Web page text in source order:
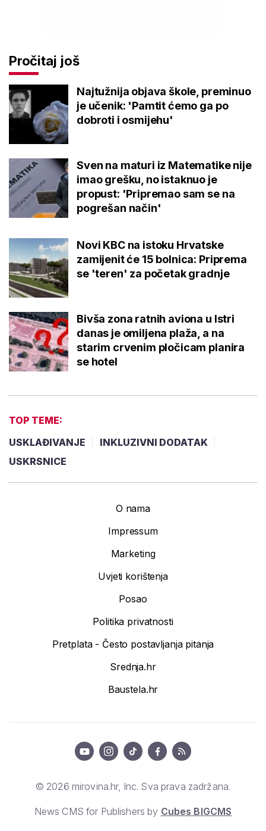
Pročitaj još
Najtužnija objava škole, preminuo
je učenik: 'Pamtit ćemo ga po
dobroti i osmijehu'
Sven na maturi iz Matematike nije
imao grešku, no istaknuo je
propust: 'Pripremao sam se na
pogrešan način'
Novi KBC na istoku Hrvatske
zamijenit će 15 bolnica: Priprema
se 'teren' za početak gradnje
Bivša zona ratnih aviona u Istri
danas je omiljena plaža, a na
starim crvenim pločicam planira
se hotel
TOP TEME:
USKLAĐIVANJE
INKLUZIVNI DODATAK
USKRSNICE
O nama
Impressum
Marketing
Uvjeti korištenja
Posao
Politika privatnosti
Pretplata - Često postavljanja pitanja
Srednja.hr
Baustela.hr
© 2026 mirovina.hr, Inc. Sva prava zadržana.
News CMS for Publishers by Cubes BIGCMS